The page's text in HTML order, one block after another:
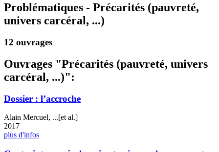
Problématiques - Précarités (pauvreté,
univers carcéral, ...)
12 ouvrages
Ouvrages "Précarités (pauvreté, univers
carcéral, ...)":
Dossier : l’accroche
Alain Mercuel, ...[et al.]
2017
plus d'infos